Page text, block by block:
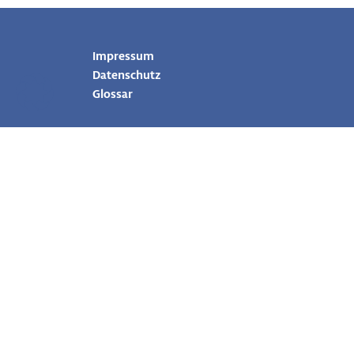
Impressum
Datenschutz
Glossar